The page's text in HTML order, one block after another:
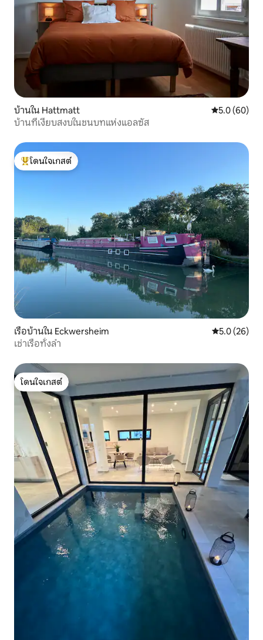
บ้านใน Hattmatt คะแนนเฉลี่ย
5.0 (60)
บ้านที่เงียบสงบในชนบทแห่งแอลซัส
โดนใจเกสต์ที่สุด
โดนใจเกสต์
เรือบ้านใน Eckwersheim คะแนนเฉลี่ย
5.0 (26)
เช่าเรือทั้งลำ
โดนใจเกสต์
โดนใจเกสต์